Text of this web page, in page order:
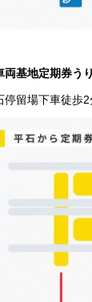
両基地定期券う
停留場下車徒歩2